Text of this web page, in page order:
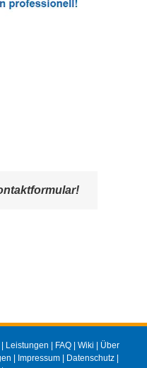
Leistungen | FAQ | Wiki | Über
| Impressum | Datenschutz |